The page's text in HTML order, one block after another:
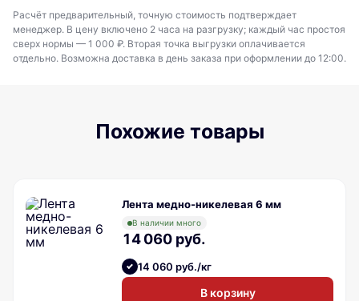
Расчёт предварительный, точную стоимость подтверждает
менеджер. В цену включено 2 часа на разгрузку; каждый час простоя
сверх нормы — 1 000 ₽. Вторая точка выгрузки оплачивается
отдельно. Возможна доставка в день заказа при оформлении до 12:00.
Похожие товары
Лента медно-никелевая 6 мм
В наличии много
14 060 руб.
14 060 руб./кг
В корзину